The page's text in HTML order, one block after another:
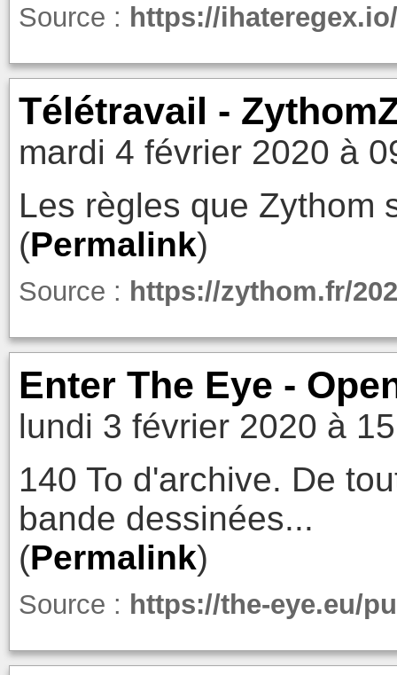
Source : https://ihateregex.io/
Télétravail -
mardi 4 février 2020 à
Les règles que Zythom
(Permalink)
Source : https://zythom.fr/
Enter The Eye -
lundi 3 février 2020 à
140 To d'archive. De
bande dessinées...
(Permalink)
Source : https://the-eye.eu/